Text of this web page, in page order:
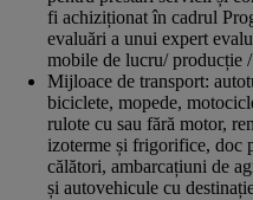
fi achiziționat în cadrul
evaluări a unui expert
mobile de lucru/ producție
Mijloace de transport:
biciclete, mopede,
rulote cu sau fără motor,
izoterme și frigorifice, doc
călători, ambarcațiuni de
și autovehicule cu